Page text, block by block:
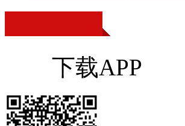
下载APP